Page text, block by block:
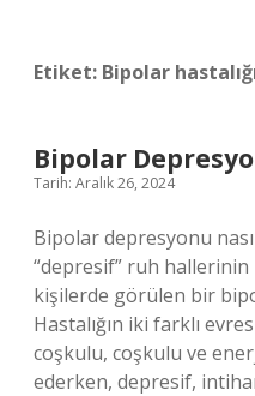
Etiket: Bipolar
Bipolar
Tarih: Aralık 26, 2024
Bipolar depresyonu
“depresif” ruh
kişilerde görülen bir
Hastalığın iki farklı
coşkulu, coşkulu ve
ederken, depresif,